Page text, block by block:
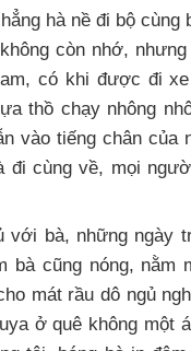
hà nề đi bộ
còn nhớ,
có khi được đi
thồ chạy nhông
vào tiếng chân
đi cùng về, mọi
với bà, những ngày
bà cũng nóng,
mát rầu dô ngủ
ở quê không một